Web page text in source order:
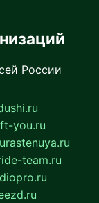
России
you.ru
rastenuya.ru
team.ru